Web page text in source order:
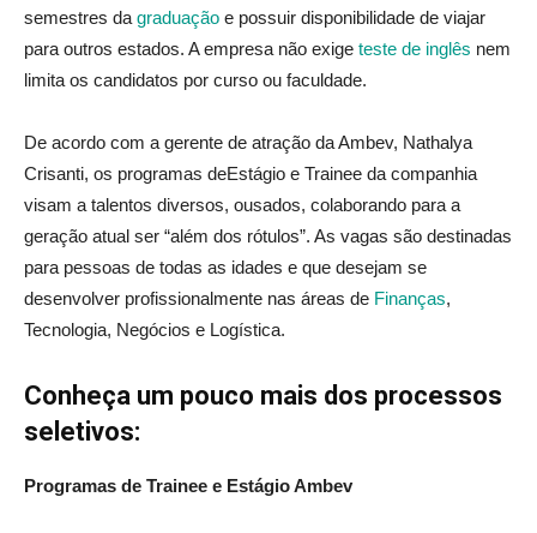
semestres da graduação e possuir disponibilidade de viajar
para outros estados. A empresa não exige teste de inglês nem
limita os candidatos por curso ou faculdade.
De acordo com a gerente de atração da Ambev, Nathalya
Crisanti, os programas deEstágio e Trainee da companhia
visam a talentos diversos, ousados, colaborando para a
geração atual ser “além dos rótulos”. As vagas são destinadas
para pessoas de todas as idades e que desejam se
desenvolver profissionalmente nas áreas de Finanças,
Tecnologia, Negócios e Logística.
Conheça um pouco mais dos processos
seletivos:
Programas de Trainee e Estágio Ambev